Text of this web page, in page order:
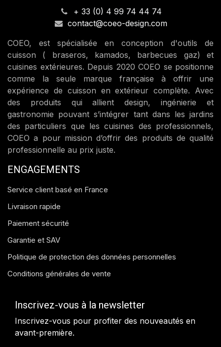
+ 33 (0) 4 99 74 44 74
contact@coeo-design.com
COEO, est spécialisée en conception d'outils de
cuisson ( braseros, kamados, barbecues gaz) et
cuisines extérieures. Depuis 2020 COEO se positionne
comme la seule marque française à offrir une
expérience de cuisson en extérieur complète. Avec
des produits qui allient design, ingénierie et
gastronomie pouvant s’intégrer tant dans les jardins
des particuliers que les cuisines des professionnels,
COEO a pour mission d’offrir des produits de qualité
professionnelle au prix juste.
ENGAGEMENTS
Service client basé en France
Livraison rapide
Paiement sécurité
Garantie et SAV
Politique de protection des données personnelles
Conditions générales de vente
Inscrivez-vous à la newsletter
Inscrivez-vous pour profiter des nouveautés en
avant-première.